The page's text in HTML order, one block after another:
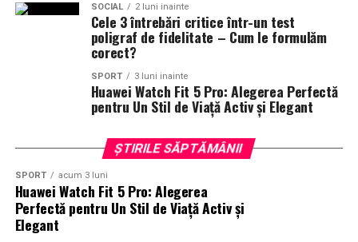
remedierea punctuală a zonelor supuse unei uzuri
accentuate.
Amenajarea unui gazon sintetic înseamnă mai mult
decât montarea covorului. Performanța terenului este
rezultatul unui proces care începe cu proiectarea și
analiza cerințelor, continuă cu realizarea infrastructurii
și alegerea tipului potrivit de gazon artificial, iar apoi
este completat printr-un montaj profesionist și o
întreținere periodică. Abordarea întregului proiect ca
un sistem integrat contribuie la obținerea unei
suprafețe rezistente, sigure și adaptate modului în care
va fi utilizată.
SOCIAL 2 luni inainte
Cele 3 întrebări critice într-un test
poligraf de fidelitate – Cum le formulăm
corect?
SPORT 3 luni inainte
Huawei Watch Fit 5 Pro: Alegerea Perfectă
pentru Un Stil de Viață Activ și Elegant
ȘTIRILE SĂPTĂMÂNII
SPORT acum 3 luni
Huawei Watch Fit 5 Pro: Alegerea
Perfectă pentru Un Stil de Viață Activ și
Elegant